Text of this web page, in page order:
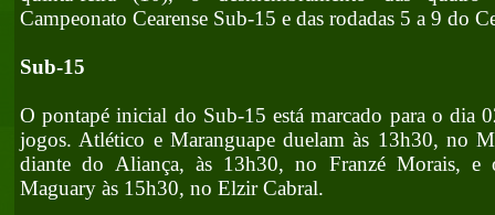
Campeonato Cearense Sub-15 e das rodadas 5 a 9 do
Sub-15
O pontapé inicial do Sub-15 está marcado para o dia
jogos. Atlético e Maranguape duelam às 13h30, no
diante do Aliança, às 13h30, no Franzé Morais, e
Maguary às 15h30, no Elzir Cabral.